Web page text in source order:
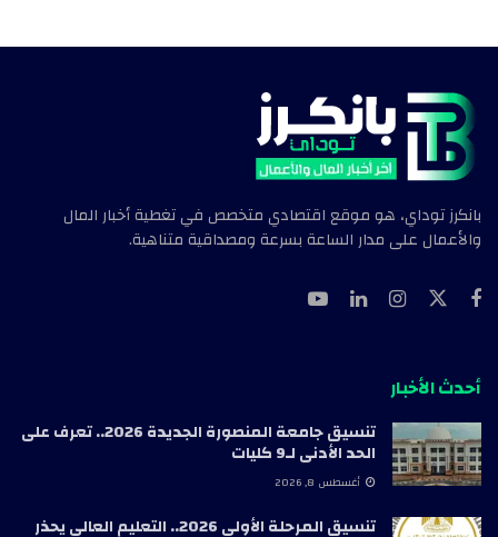
بانكرز توداي، هو موقع اقتصادي متخصص في تغطية أخبار المال
والأعمال على مدار الساعة بسرعة ومصداقية متناهية.
أحدث الأخبار
تنسيق جامعة المنصورة الجديدة 2026.. تعرف على
الحد الأدنى لـ9 كليات
أغسطس 8, 2026
تنسيق المرحلة الأولى 2026.. التعليم العالي يحذر